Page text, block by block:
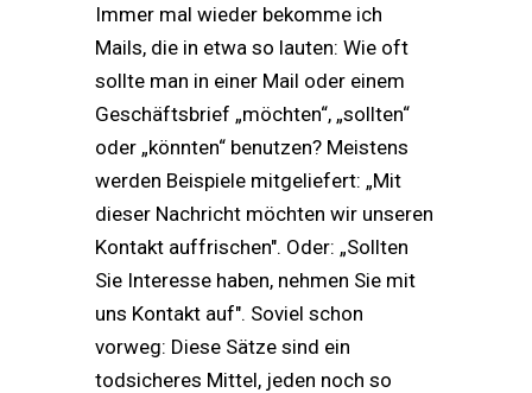
I mmer mal wieder bekomme ich
Mails, die in etwa so lauten: Wie oft
sollte man in einer Mail oder einem
Geschäftsbrief „möchten“, „sollten“
oder „könnten“ benutzen? Meistens
werden Beispiele mitgeliefert: „Mit
dieser Nachricht möchten wir unseren
Kontakt auffrischen". Oder: „Sollten
Sie Interesse haben, nehmen Sie mit
uns Kontakt auf". Soviel schon
vorweg: Diese Sätze sind ein
todsicheres Mittel, jeden noch so